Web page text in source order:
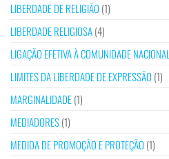
LIBERDADE DE RELIGIÃO (1)
LIBERDADE RELIGIOSA(4)
LIGAÇÃO EFETIVA À COMUNIDADE NACIONAL
LIMITES DA LIBERDADE DE EXPRESSÃO (1)
MARGINALIDADE(1)
MEDIADORES(1)
MEDIDA DE PROMOÇÃO E PROTEÇÃO (1)